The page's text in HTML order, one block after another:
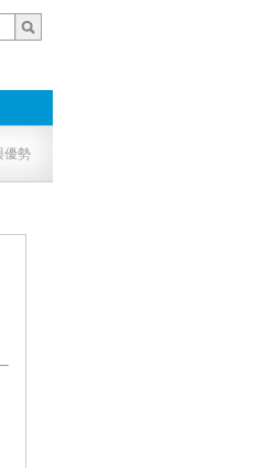
優勢